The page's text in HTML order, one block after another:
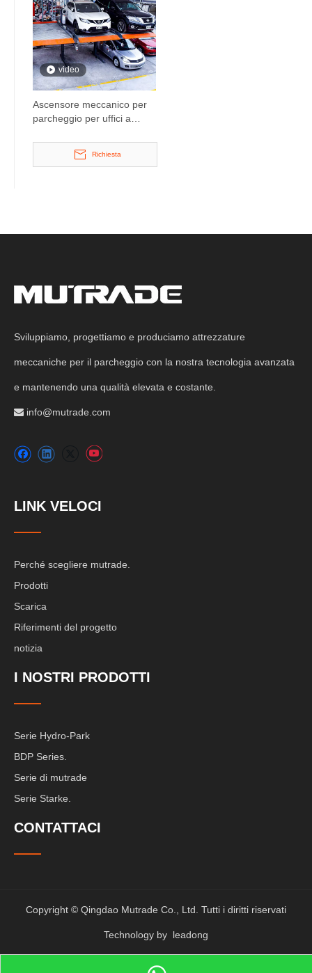
video
Ascensore meccanico per
parcheggio per uffici a
Richiesta
Sviluppiamo, progettiamo e produciamo attrezzature
meccaniche per il parcheggio con la nostra tecnologia avanzata
e mantenendo una qualità elevata e costante.
 info@mutrade.com
LINK VELOCI
Perché scegliere mutrade.
Prodotti
Scarica
Riferimenti del progetto
notizia
I NOSTRI PRODOTTI
Serie Hydro-Park
BDP Series.
Serie di mutrade
Serie Starke.
CONTATTACI
Copyright © Qingdao Mutrade Co., Ltd. Tutti i diritti riservati
Technology by leadong